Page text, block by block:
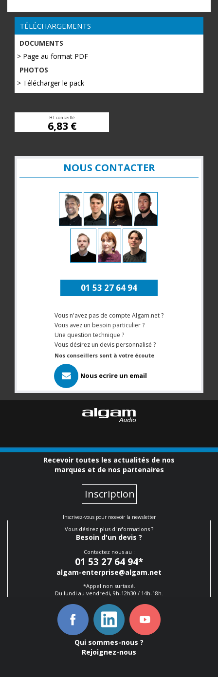
TÉLÉCHARGEMENTS
DOCUMENTS
> Page au format PDF
PHOTOS
> Télécharger le pack
HT conseillé
6,83 €
NOUS CONTACTER
01 53 27 64 94
Vous n'avez pas de compte Algam.net ?
Vous avez un besoin particulier ?
Une question technique ?
Vous désirez un devis personnalisé ?
Nos conseillers sont à votre écoute
Nous ecrire un email
Recevoir toutes les actualités de nos
marques et de nos partenaires
Inscription
Inscrivez-vous pour recevoir la newsletter
Vous désirez plus d'informations ?
Besoin d'un devis ?
Contactez nous au :
01 53 27 64 94*
algam-enterprise@algam.net
*Appel non surtaxé.
Du lundi au vendredi, 9h-12h30 / 14h-18h.
Qui sommes-nous ?
Rejoignez-nous